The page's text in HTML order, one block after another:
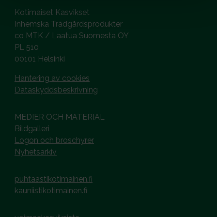
Kotimaiset Kasvikset
Inhemska Trädgårdsprodukter
co MTK / Laatua Suomesta OY
PL 510
00101 Helsinki
Hantering av cookies
Dataskyddsbeskrivning
MEDIER OCH MATERIAL
Bildgalleri
Logon och broschyrer
Nyhetsarkiv
puhtaastikotimainen.fi
kauniistikotimainen.fi